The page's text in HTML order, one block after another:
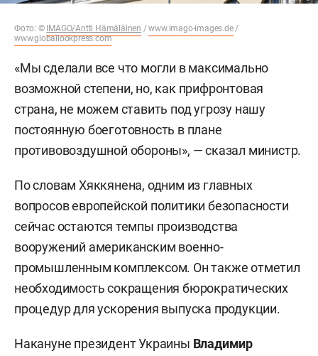
Фото: © IMAGO/Antti Hämäläinen /www.imago-images.de/
www.globallookpress.com
«Мы сделали все что могли в максимально
возможной степени, но, как прифронтовая
страна, не можем ставить под угрозу нашу
постоянную боеготовность в плане
противовоздушной обороны», — сказал министр.
По словам Хяккянена, одним из главных
вопросов европейской политики безопасности
сейчас остаются темпы производства
вооружений американским военно-
промышленным комплексом. Он также отметил
необходимость сокращения бюрократических
процедур для ускорения выпуска продукции.
Накануне президент Украины Владимир